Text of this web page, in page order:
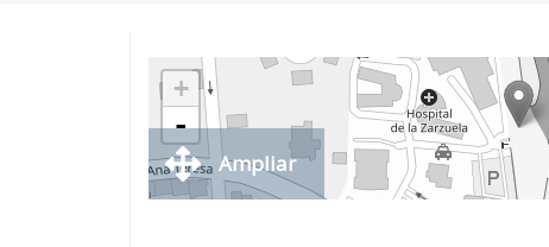
+
-
Ampliar